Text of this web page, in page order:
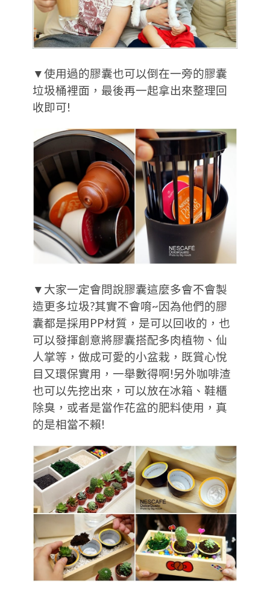
▼使用過的膠囊也可以倒在一旁的膠囊
垃圾桶裡面，最後再一起拿出來整理回
收即可!
▼大家一定會問說膠囊這麼多會不會製
造更多垃圾?其實不會唷~因為他們的膠
囊都是採用PP材質，是可以回收的，也
可以發揮創意將膠囊搭配多肉植物、仙
人掌等，做成可愛的小盆栽，既賞心悅
目又環保實用，一舉數得啊!另外咖啡渣
也可以先挖出來，可以放在冰箱、鞋櫃
除臭，或者是當作花盆的肥料使用，真
的是相當不賴!